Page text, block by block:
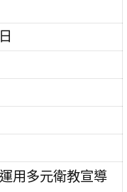
用多元衛教宣導